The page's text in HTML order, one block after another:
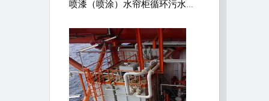
喷漆（喷涂）水帘柜循环污水处理设备